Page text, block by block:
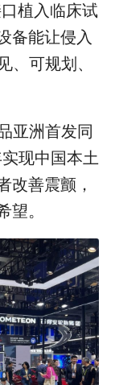
植入临床试
备能让侵入
、可规划、
亚洲首发同
现中国本土
改善震颤，
。